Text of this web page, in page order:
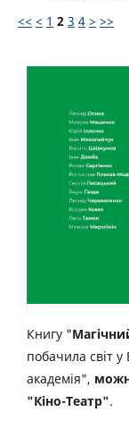
<< < 1 2 3 4 > >>
Книгу "
побачила світ
академія",
"Кіно-Театр".